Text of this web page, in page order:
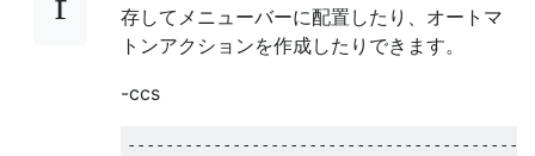
存してメニューバーに配置したり、オートマ
トンアクションを作成したりできます。
-ccs